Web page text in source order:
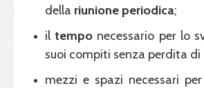
della riunione periodica;
iltempo necessario per lo
suoi compiti senza perdita di
mezzi e spazi necessari